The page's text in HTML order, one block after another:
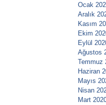
Ocak
Aralık
Kasım
Ekim
Eylül
Ağustos
Temmuz
Haziran
Mayıs
Nisan
Mart